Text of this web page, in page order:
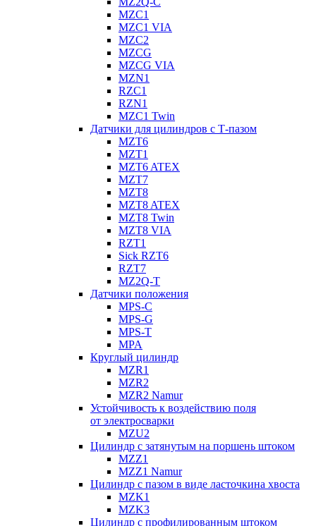
MZC1
MZC1 VIA
MZC2
MZCG
MZCG VIA
MZN1
RZC1
RZN1
MZC1 Twin
Датчики для цилиндров с Т-пазом
MZT6
MZT1
MZT6 ATEX
MZT7
MZT8
MZT8 ATEX
MZT8 Twin
MZT8 VIA
RZT1
Sick RZT6
RZT7
MZ2Q-T
Датчики положения
MPS-C
MPS-G
MPS-T
MPA
Круглый цилиндр
MZR1
MZR2
MZR2 Namur
Устойчивость к воздействию поля
от электросварки
MZU2
Цилиндр с затянутым на поршень штоком
MZZ1
MZZ1 Namur
Цилиндр с пазом в виде ласточкина хвоста
MZK1
MZK3
Цилиндр с профилированным штоком